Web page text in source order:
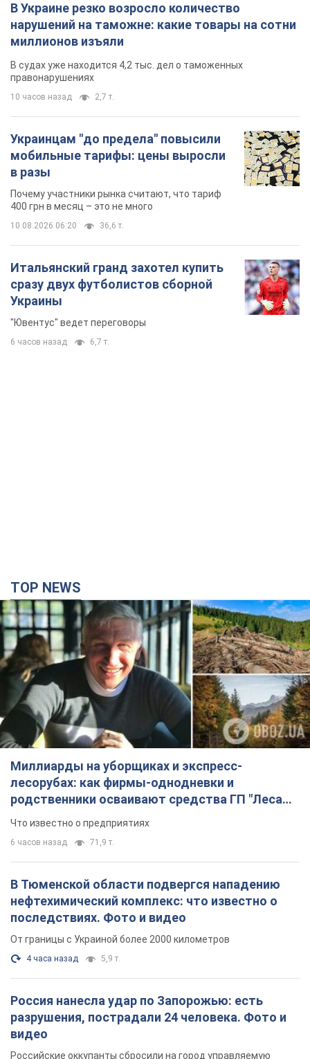
В Украине резко возросло количество
нарушений на таможне: какие товары на сотни
миллионов изъяли
В судах уже находится 4,2 тыс. дел о таможенных
правонарушениях
10 часов назад 2,7 т.
Украинцам "до предела" повысили
мобильные тарифы: цены выросли
в разы
Почему участники рынка считают, что тариф
400 грн в месяц – это не много
10.08.2026 06:20 36,6 т.
Итальянский гранд захотел купить
сразу двух футболистов сборной
Украины
"Ювентус" ведет переговоры
6 часов назад 6,7 т.
TOP NEWS
Миллиарды на уборщиках и экспресс-
лесорубах: как фирмы-однодневки и
родственники осваивают средства ГП "Леса
Украины"
Что известно о предприятиях
6 часов назад 71,9 т.
В Тюменской области подвергся нападению
нефтехимический комплекс: что известно о
последствиях. Фото и видео
От границы с Украиной более 2000 километров
4 часа назад 5,9 т.
Россия нанесла удар по Запорожью: есть
разрушения, пострадали 24 человека. Фото и
видео
Российские оккупанты сбросили на город управляемую